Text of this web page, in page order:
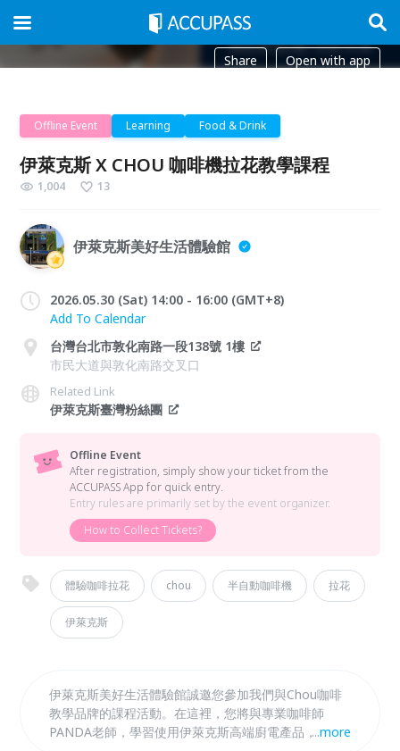
Share Open with app
Offline Event Learning Food & Drink
伊萊克斯 X CHOU 咖啡機拉花教學課程
1,004 13
伊萊克斯美好生活體驗館
2026.05.30 (Sat) 14:00 - 16:00 (GMT+8)
Add To Calendar
台灣台北市敦化南路一段138號 1樓
市民大道與敦化南路交叉口
Related Link
伊萊克斯臺灣粉絲團
Offline Event
After registration, simply show your ticket from the
ACCUPASS App for quick entry.
Entry rules are primarily set by the event organizer.
How to Collect Tickets?
體驗咖啡拉花 chou 半自動咖啡機 拉花
伊萊克斯
伊萊克斯美好生活體驗館誠邀您參加我們與Chou咖啡
教學品牌的課程活動。在這裡，您將與專業咖啡師
PANDA老師，學習使用伊萊克斯高端廚電產品，親手
...more